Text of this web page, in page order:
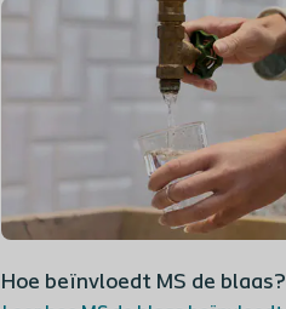
Hoe beïnvloedt MS de blaas?